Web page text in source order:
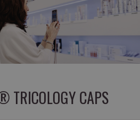
TRICOLOGY CAPS